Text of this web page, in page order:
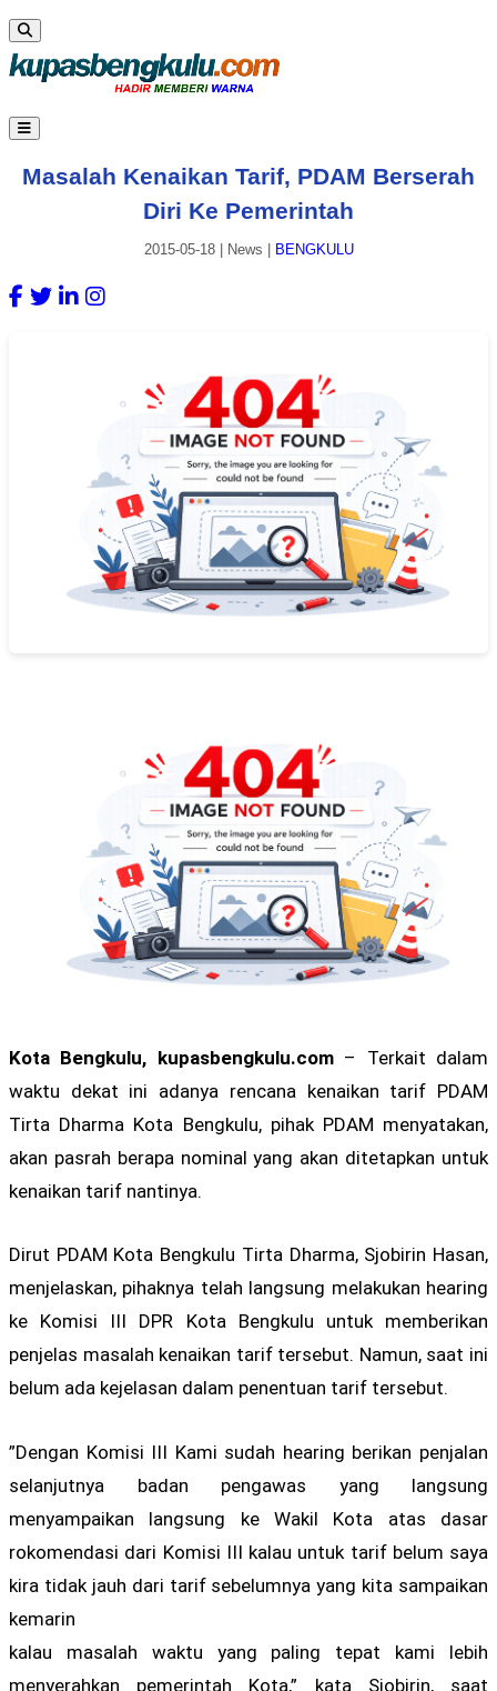
Masalah Kenaikan Tarif, PDAM Berserah
Diri Ke Pemerintah
2015-05-18| News BENGKULU
Kota Bengkulu, kupasbengkulu.com– Terkait dalam
waktu dekat ini adanya rencana kenaikan tarif PDAM
Tirta Dharma Kota Bengkulu, pihak PDAM menyatakan,
akan pasrah berapa nominal yang akan ditetapkan untuk
kenaikan tarif nantinya.
Dirut PDAM Kota Bengkulu Tirta Dharma, Sjobirin Hasan,
menjelaskan, pihaknya telah langsung melakukan hearing
ke Komisi III DPR Kota Bengkulu untuk memberikan
penjelas masalah kenaikan tarif tersebut. Namun, saat ini
belum ada kejelasan dalam penentuan tarif tersebut.
”Dengan Komisi III Kami sudah hearing berikan penjalan
selanjutnya badan pengawas yang langsung
menyampaikan langsung ke Wakil Kota atas dasar
rokomendasi dari Komisi III kalau untuk tarif belum saya
kira tidak jauh dari tarif sebelumnya yang kita sampaikan
kemarin
kalau masalah waktu yang paling tepat kami lebih
menyerahkan pemerintah Kota,” kata Sjobirin, saat